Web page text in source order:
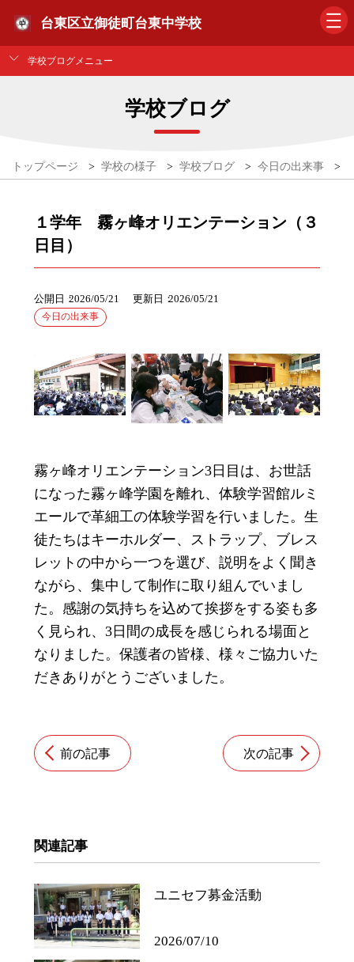
台東区立御徒町台東中学校
学校ブログメニュー
学校ブログ
トップページ > 学校の様子 > 学校ブログ > 今日の出来事 >
１学年 霧ヶ峰オリエンテーション（３
日目）
公開日 2026/05/21 更新日 2026/05/21
今日の出来事
霧ヶ峰オリエンテーション3日目は、お世話
になった霧ヶ峰学園を離れ、体験学習館ルミ
エールで革細工の体験学習を行いました。生
徒たちはキーホルダー、ストラップ、ブレス
レットの中から一つを選び、説明をよく聞き
ながら、集中して制作に取り組んでいまし
た。感謝の気持ちを込めて挨拶をする姿も多
く見られ、3日間の成長を感じられる場面と
なりました。保護者の皆様、様々ご協力いた
だきありがとうございました。
前の記事 次の記事
関連記事
ユニセフ募金活動
2026/07/10